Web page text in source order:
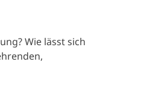
Wie lässt sich